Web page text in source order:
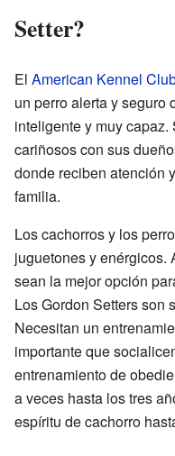
Setter?
El American Kennel
un perro alerta y seguro
inteligente y muy
cariñosos con sus
donde reciben atención
familia.
Los cachorros y los
juguetones y enérgicos.
sean la mejor opción
Los Gordon Setters son
Necesitan un
importante que
entrenamiento de
a veces hasta los tres
espíritu de cachorro